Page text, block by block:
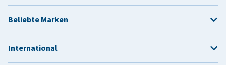
Beliebte Marken
International